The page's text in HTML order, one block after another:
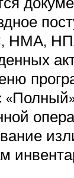
НМА,